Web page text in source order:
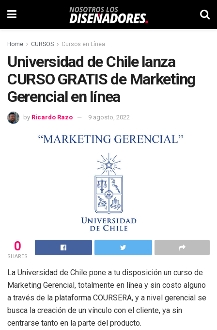
Home CURSOS Cursos en Línea
Universidad de Chile lanza
CURSO GRATIS de Marketing
Gerencial en línea
by Ricardo Razo 9 agosto, 2022
0
SHARES
La Universidad de Chile pone a tu disposición un curso de
Marketing Gerencial, totalmente en línea y sin costo alguno
a través de la plataforma COURSERA, y a nivel gerencial se
busca la creación de un vínculo con el cliente, ya sin
centrarse tanto en la parte del producto.